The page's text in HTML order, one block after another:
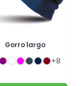
Gorro largo
+8